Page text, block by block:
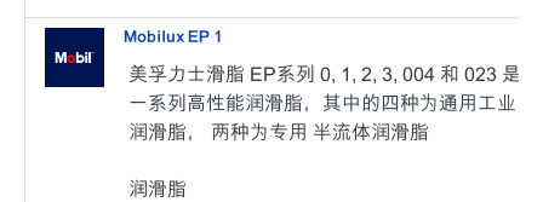
Mobilux EP 1
美孚力士滑脂 EP系列 0, 1, 2, 3, 004 和 023 是
一系列高性能润滑脂，其中的四种为通用工业
润滑脂， 两种为专用 半流体润滑脂
润滑脂